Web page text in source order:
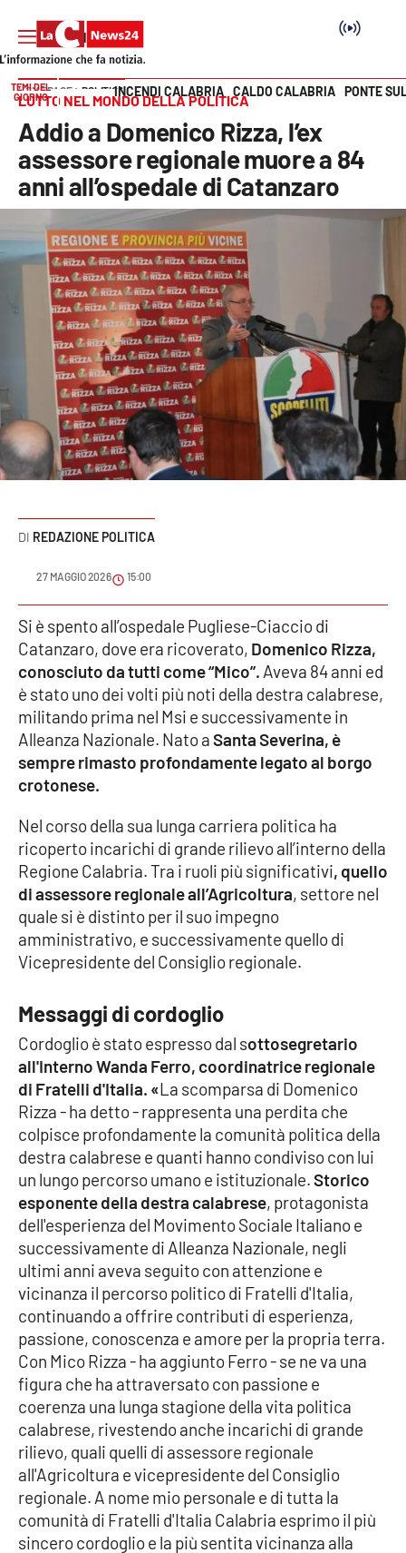
Cronaca
Politica
Attualità
Economia e lavoro
Italia Mondo
Sanità
Sport
Meteo
Editoriali
VIDEO
Ambiente
Cultura
Economia e Lavoro
Politica
Società
Sport
RUBRICHE
Good Morning Vietnam
Parchi Marini Calabria
Leggendo Alvaro insieme
Imprese Di Calabria
Le perfidie di Antonella Grippo
Venti di comunicazione
STREAMING
LaC TV
Vai
TEMI DEL
GIORNO
INCENDI CALABRIA CALDO CALABRIA PONTE
HOME PAGE POLITICA
LUTTO NEL MONDO DELLA POLITICA
Addio a Domenico Rizza, l’ex
assessore regionale muore a 84
anni all’ospedale di Catanzaro
REDAZIONE POLITICA
27 MAGGIO 2026 15:00
Si è spento all’ospedale Pugliese-Ciaccio di
Catanzaro, dove era ricoverato, Domenico Rizza,
conosciuto da tutti come “Mico”. Aveva 84 anni ed
è stato uno dei volti più noti della destra calabrese,
militando prima nel Msi e successivamente in
Alleanza Nazionale. Nato aSanta Severina, è
sempre rimasto profondamente legato al borgo
crotonese.
Nel corso della sua lunga carriera politica ha
ricoperto incarichi di grande rilievo all’interno della
Regione Calabria. Tra i ruoli più significativi, quello
di assessore regionale all’Agricoltura, settore nel
quale si è distinto per il suo impegno
amministrativo, e successivamente quello di
Vicepresidente del Consiglio regionale.
Messaggi di cordoglio
Cordoglio è stato espresso dal sottosegretario
all'Interno Wanda Ferro, coordinatrice regionale
di Fratelli d'Italia. «La scomparsa di Domenico
Rizza - ha detto - rappresenta una perdita che
colpisce profondamente la comunità politica della
destra calabrese e quanti hanno condiviso con lui
un lungo percorso umano e istituzionale.Storico
esponente della destra calabrese, protagonista
dell'esperienza del Movimento Sociale Italiano e
successivamente di Alleanza Nazionale, negli
ultimi anni aveva seguito con attenzione e
vicinanza il percorso politico di Fratelli d'Italia,
continuando a offrire contributi di esperienza,
passione, conoscenza e amore per la propria terra.
Con Mico Rizza - ha aggiunto Ferro - se ne va una
figura che ha attraversato con passione e
coerenza una lunga stagione della vita politica
calabrese, rivestendo anche incarichi di grande
rilievo, quali quelli di assessore regionale
all'Agricoltura e vicepresidente del Consiglio
regionale. A nome mio personale e di tutta la
comunità di Fratelli d'Italia Calabria esprimo il più
sincero cordoglio e la più sentita vicinanza alla